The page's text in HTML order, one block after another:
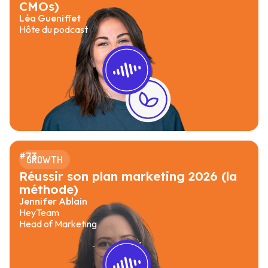
CMOs)
Léa Gueniffet
Hôte du podcast
GROWTH
Réussir son plan marketing 2026 (la
méthode)
Jennifer Ablain
HeyTeam
Head of Marketing
#73